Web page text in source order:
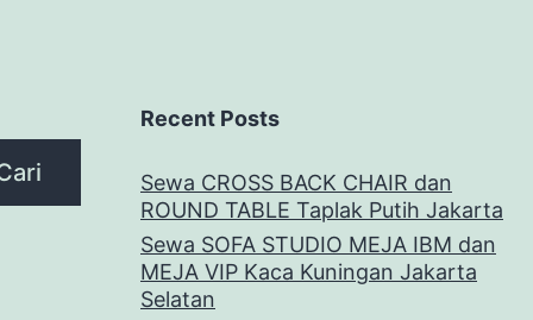
Recent Posts
Sewa CROSS BACK CHAIR dan
ROUND TABLE Taplak Putih Jakarta
Sewa SOFA STUDIO MEJA IBM dan
MEJA VIP Kaca Kuningan Jakarta
Selatan